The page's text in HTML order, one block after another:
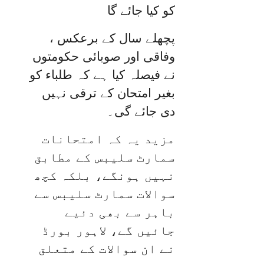
کو کیا جائے گا
پچھلے سال کے برعکس ،
وفاقی اور صوبائی حکومتوں
نے فیصلہ کیا ہے کہ طلباء کو
بغیر امتحان کے ترقی نہیں
دی جائے گی۔
مزید یہ کہ امتحانات
سمارٹ سلیبس کے مطابق
نہیں ہونگے، بلکہ کچھ
سوالات سمارٹ سلیبس سے
باہر سے بھی دئیے
جائیں گے، لاہور بورڈ
نے ان سوالات کے متعلق